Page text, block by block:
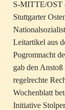
S-MITTE/OST
Stuttgarter
Leitartikel aus
Pogromnacht
gab den
regelrechte
Wochenblatt
Initiative